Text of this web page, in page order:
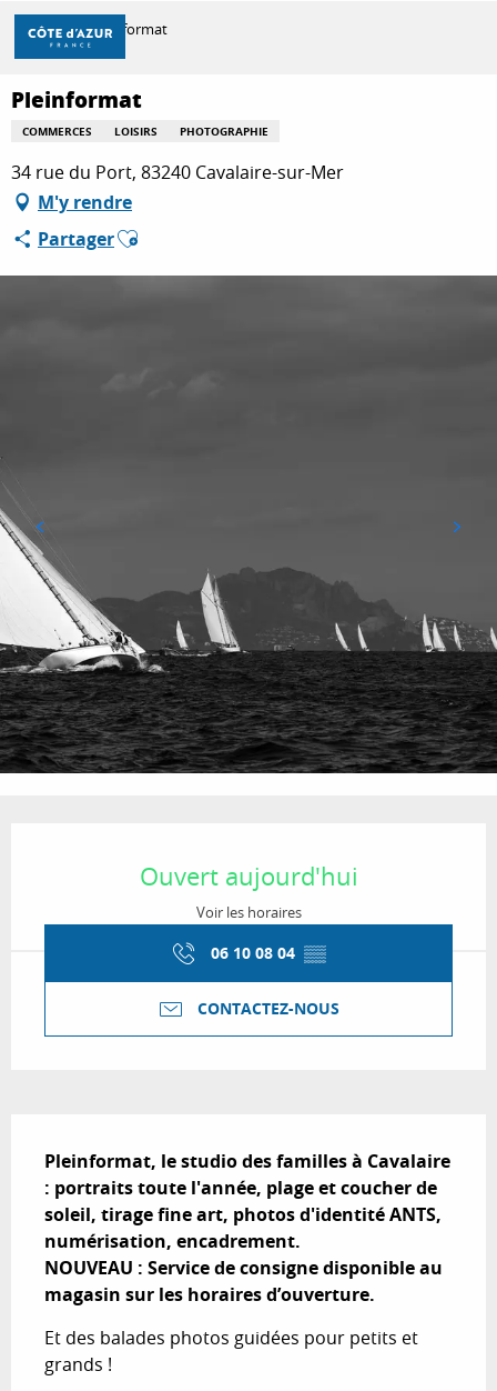
Aller
contenu
principal
DÉCOUVRIR
À FAIRE
SÉJOURNER
Accueil Pleinformat
Pleinformat
COMMERCES LOISIRS PHOTOGRAPHIE
34 rue du Port, 83240 Cavalaire-sur-Mer
M'y rendre
PartagerAjouter aux favoris
Ouvert aujourd'hui
Voir les horaires
06 10 08 04 ▒▒
CONTACTEZ-NOUS
Pleinformat, le studio des familles à Cavalaire
: portraits toute l'année, plage et coucher de
soleil, tirage fine art, photos d'identité ANTS,
numérisation, encadrement.
NOUVEAU : Service de consigne disponible au
magasin sur les horaires d’ouverture.
Et des balades photos guidées pour petits et
grands !